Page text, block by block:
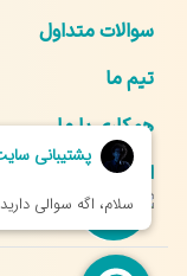
سوالات متداول
تیم ما
همکاری با ما
ارتباط با ما